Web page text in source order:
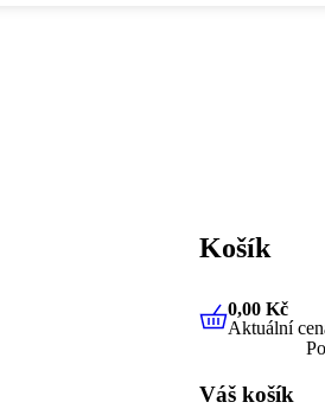
Košík
0,00 Kč
0,00 Kč
Aktuální
Váš košík